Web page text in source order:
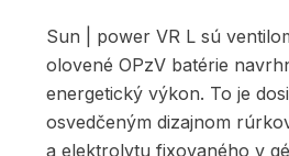
Sun | power VR L sú
olovené OPzV batérie
energetický výkon. To je
osvedčeným dizajnom
a elektrolytu fixovaného v